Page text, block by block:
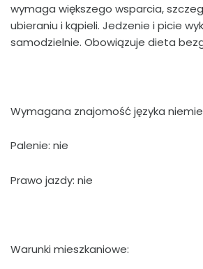
wymaga większego wsparcia,
ubieraniu i kąpieli. Jedzenie i picie
samodzielnie. Obowiązuje dieta
Wymagana znajomość języka
Palenie: nie
Prawo jazdy: nie
Warunki mieszkaniowe: